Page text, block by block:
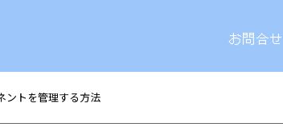
お問合せ
ントを管理する方法